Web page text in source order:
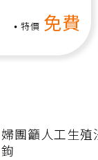
特價 免費
婦團籲人工生殖
鉤